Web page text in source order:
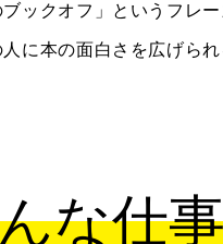
ックオフ」というフレ
に本の面白さを広げら
な仕